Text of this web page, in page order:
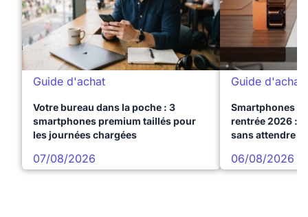
Guide d'achat
Votre bureau dans la poche : 3
smartphones premium taillés pour
les journées chargées
07/08/2026
Guide d'achat
Smartphones
rentrée 2026 :
sans attendre
06/08/2026